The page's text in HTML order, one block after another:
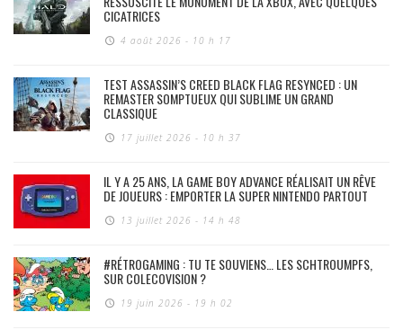
CICATRICES
4 août 2026 - 10 h 17
TEST ASSASSIN’S CREED BLACK FLAG RESYNCED : UN
REMASTER SOMPTUEUX QUI SUBLIME UN GRAND
CLASSIQUE
17 juillet 2026 - 10 h 37
IL Y A 25 ANS, LA GAME BOY ADVANCE RÉALISAIT UN RÊVE
DE JOUEURS : EMPORTER LA SUPER NINTENDO PARTOUT
13 juillet 2026 - 14 h 48
#RÉTROGAMING : TU TE SOUVIENS… LES SCHTROUMPFS,
SUR COLECOVISION ?
19 juin 2026 - 19 h 02